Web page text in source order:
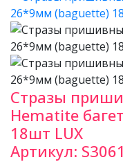
Стразы
Hematite
18шт LUX
Артикул: